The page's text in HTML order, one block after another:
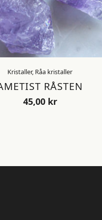
Kristaller, Råa kristaller
RÅSTEN
45,00 kr